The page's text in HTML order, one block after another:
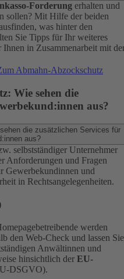
Forderung erhalten und
sollen? Mit Hilfe der beiden
was hinter den
Sie Tipps für Ihr weiteres
in Zusammenarbeit mit
Abmahn-Abzockschutz
Wie sehen die
aus?
die zusätzlichen Services für
aus?
selbstständiger Unternehmer
Anforderungen und Fragen
Gewerbekundinnen und
in Rechtsangelegenheiten.
werden
den Web-Check und lassen Sie
Anwältinnen und
hinsichtlich der EU-
DSGVO).